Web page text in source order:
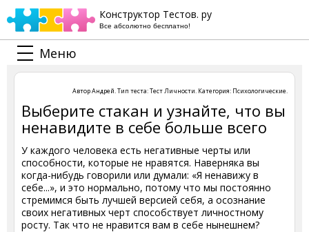
Конструктор Тестов. ру
Все абсолютно бесплатно!
Меню
АвторАндрей. Тип теста:Тест Личности. Категория: Психологические.
Выберите стакан и узнайте, что вы
ненавидите в себе больше всего
У каждого человека есть негативные черты или
способности, которые не нравятся. Наверняка вы
когда-нибудь говорили или думали: «Я ненавижу в
себе...», и это нормально, потому что мы постоянно
стремимся быть лучшей версией себя, а осознание
своих негативных черт способствует личностному
росту. Так что не нравится вам в себе нынешнем?